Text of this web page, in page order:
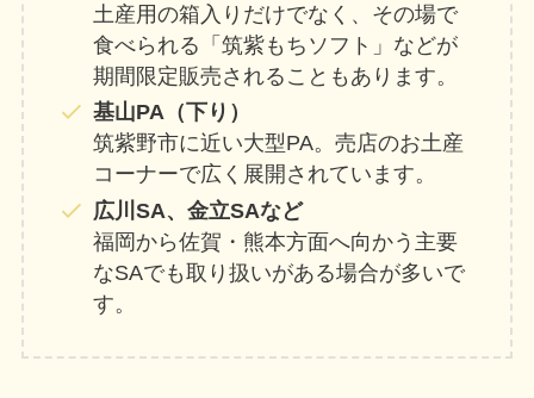
土産用の箱入りだけでなく、その場で
食べられる「筑紫もちソフト」などが
期間限定販売されることもあります。
基山PA（下り）
筑紫野市に近い大型PA。売店のお土産
コーナーで広く展開されています。
広川SA、金立SAなど
福岡から佐賀・熊本方面へ向かう主要
なSAでも取り扱いがある場合が多いで
す。